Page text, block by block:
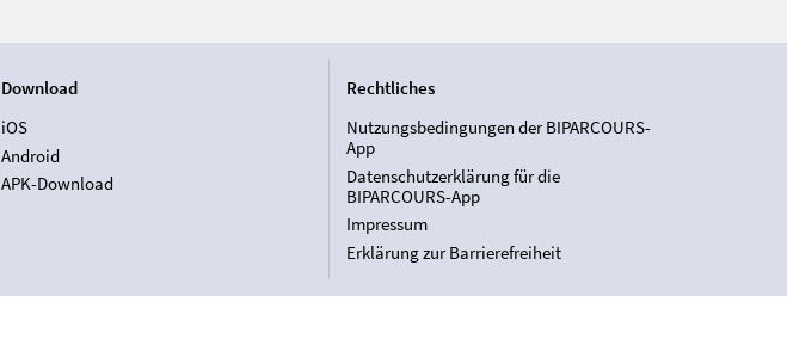
Download
iOS
Android
APK-Download
Rechtliches
Nutzungsbedingungen der BIPARCOURS-
App
Datenschutzerklärung für die
BIPARCOURS-App
Impressum
Erklärung zur Barrierefreiheit